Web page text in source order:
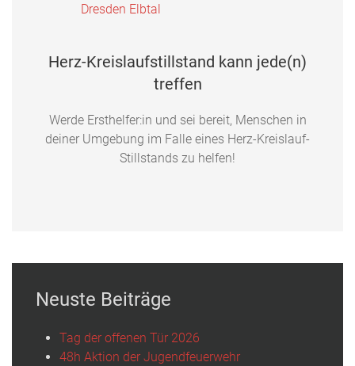
Herz-Kreislaufstillstand kann jede(n)
treffen
Werde Ersthelfer:in und sei bereit, Menschen in
deiner Umgebung im Falle eines Herz-Kreislauf-
Stillstands zu helfen!
Neuste Beiträge
Tag der offenen Tür 2026
48h Aktion der Jugendfeuerwehr